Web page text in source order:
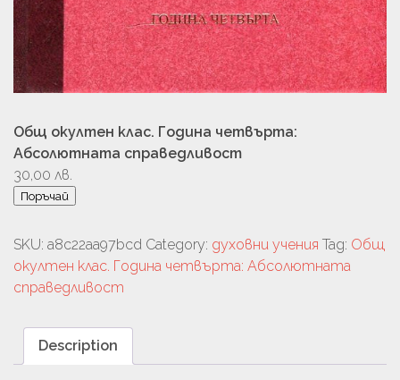
Общ окултен клас. Година четвърта:
Абсолютната справедливост
30,00 лв.
Поръчай
SKU: a8c22aa97bcd Category: духовни учения Tag: Общ
окултен клас. Година четвърта: Абсолютната
справедливост
Description